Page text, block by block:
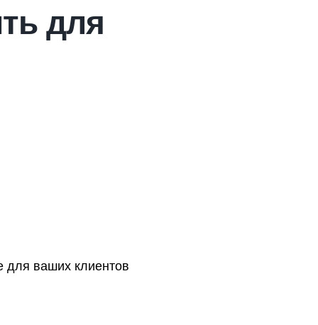
для
для ваших клиентов